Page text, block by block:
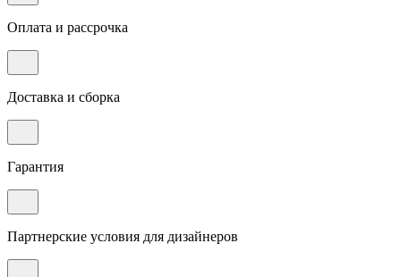
Оплата и рассрочка
Доставка и сборка
Гарантия
Партнерские условия для дизайнеров